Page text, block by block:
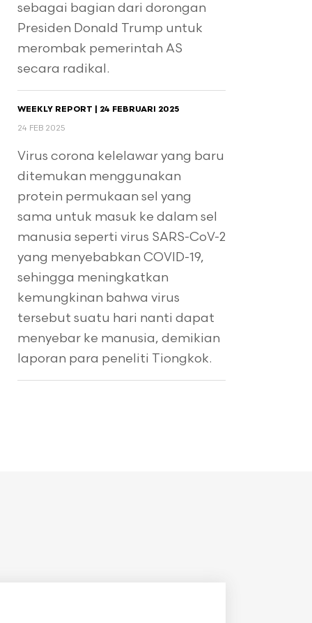
sebagai bagian dari dorongan
Presiden Donald Trump untuk
merombak pemerintah AS
secara radikal.
WEEKLY REPORT | 24 FEBRUARI 2025
24 FEB 2025
Virus corona kelelawar yang baru
ditemukan menggunakan
protein permukaan sel yang
sama untuk masuk ke dalam sel
manusia seperti virus SARS-CoV-2
yang menyebabkan COVID-19,
sehingga meningkatkan
kemungkinan bahwa virus
tersebut suatu hari nanti dapat
menyebar ke manusia, demikian
laporan para peneliti Tiongkok.